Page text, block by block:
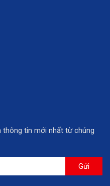
thông tin mới nhất từ chúng
Gửi